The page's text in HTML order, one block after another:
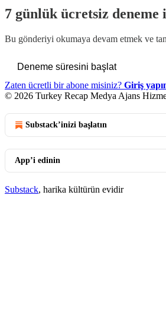
7 günlük ücretsiz deneme
Bu gönderiyi okumaya devam etmek ve
Deneme süresini başlat
Zaten ücretli bir abone misiniz? Giriş
© 2026 Turkey Recap Medya Ajans
Substack’inizi başlatın
App’i edinin
Substack, harika kültürün evidir